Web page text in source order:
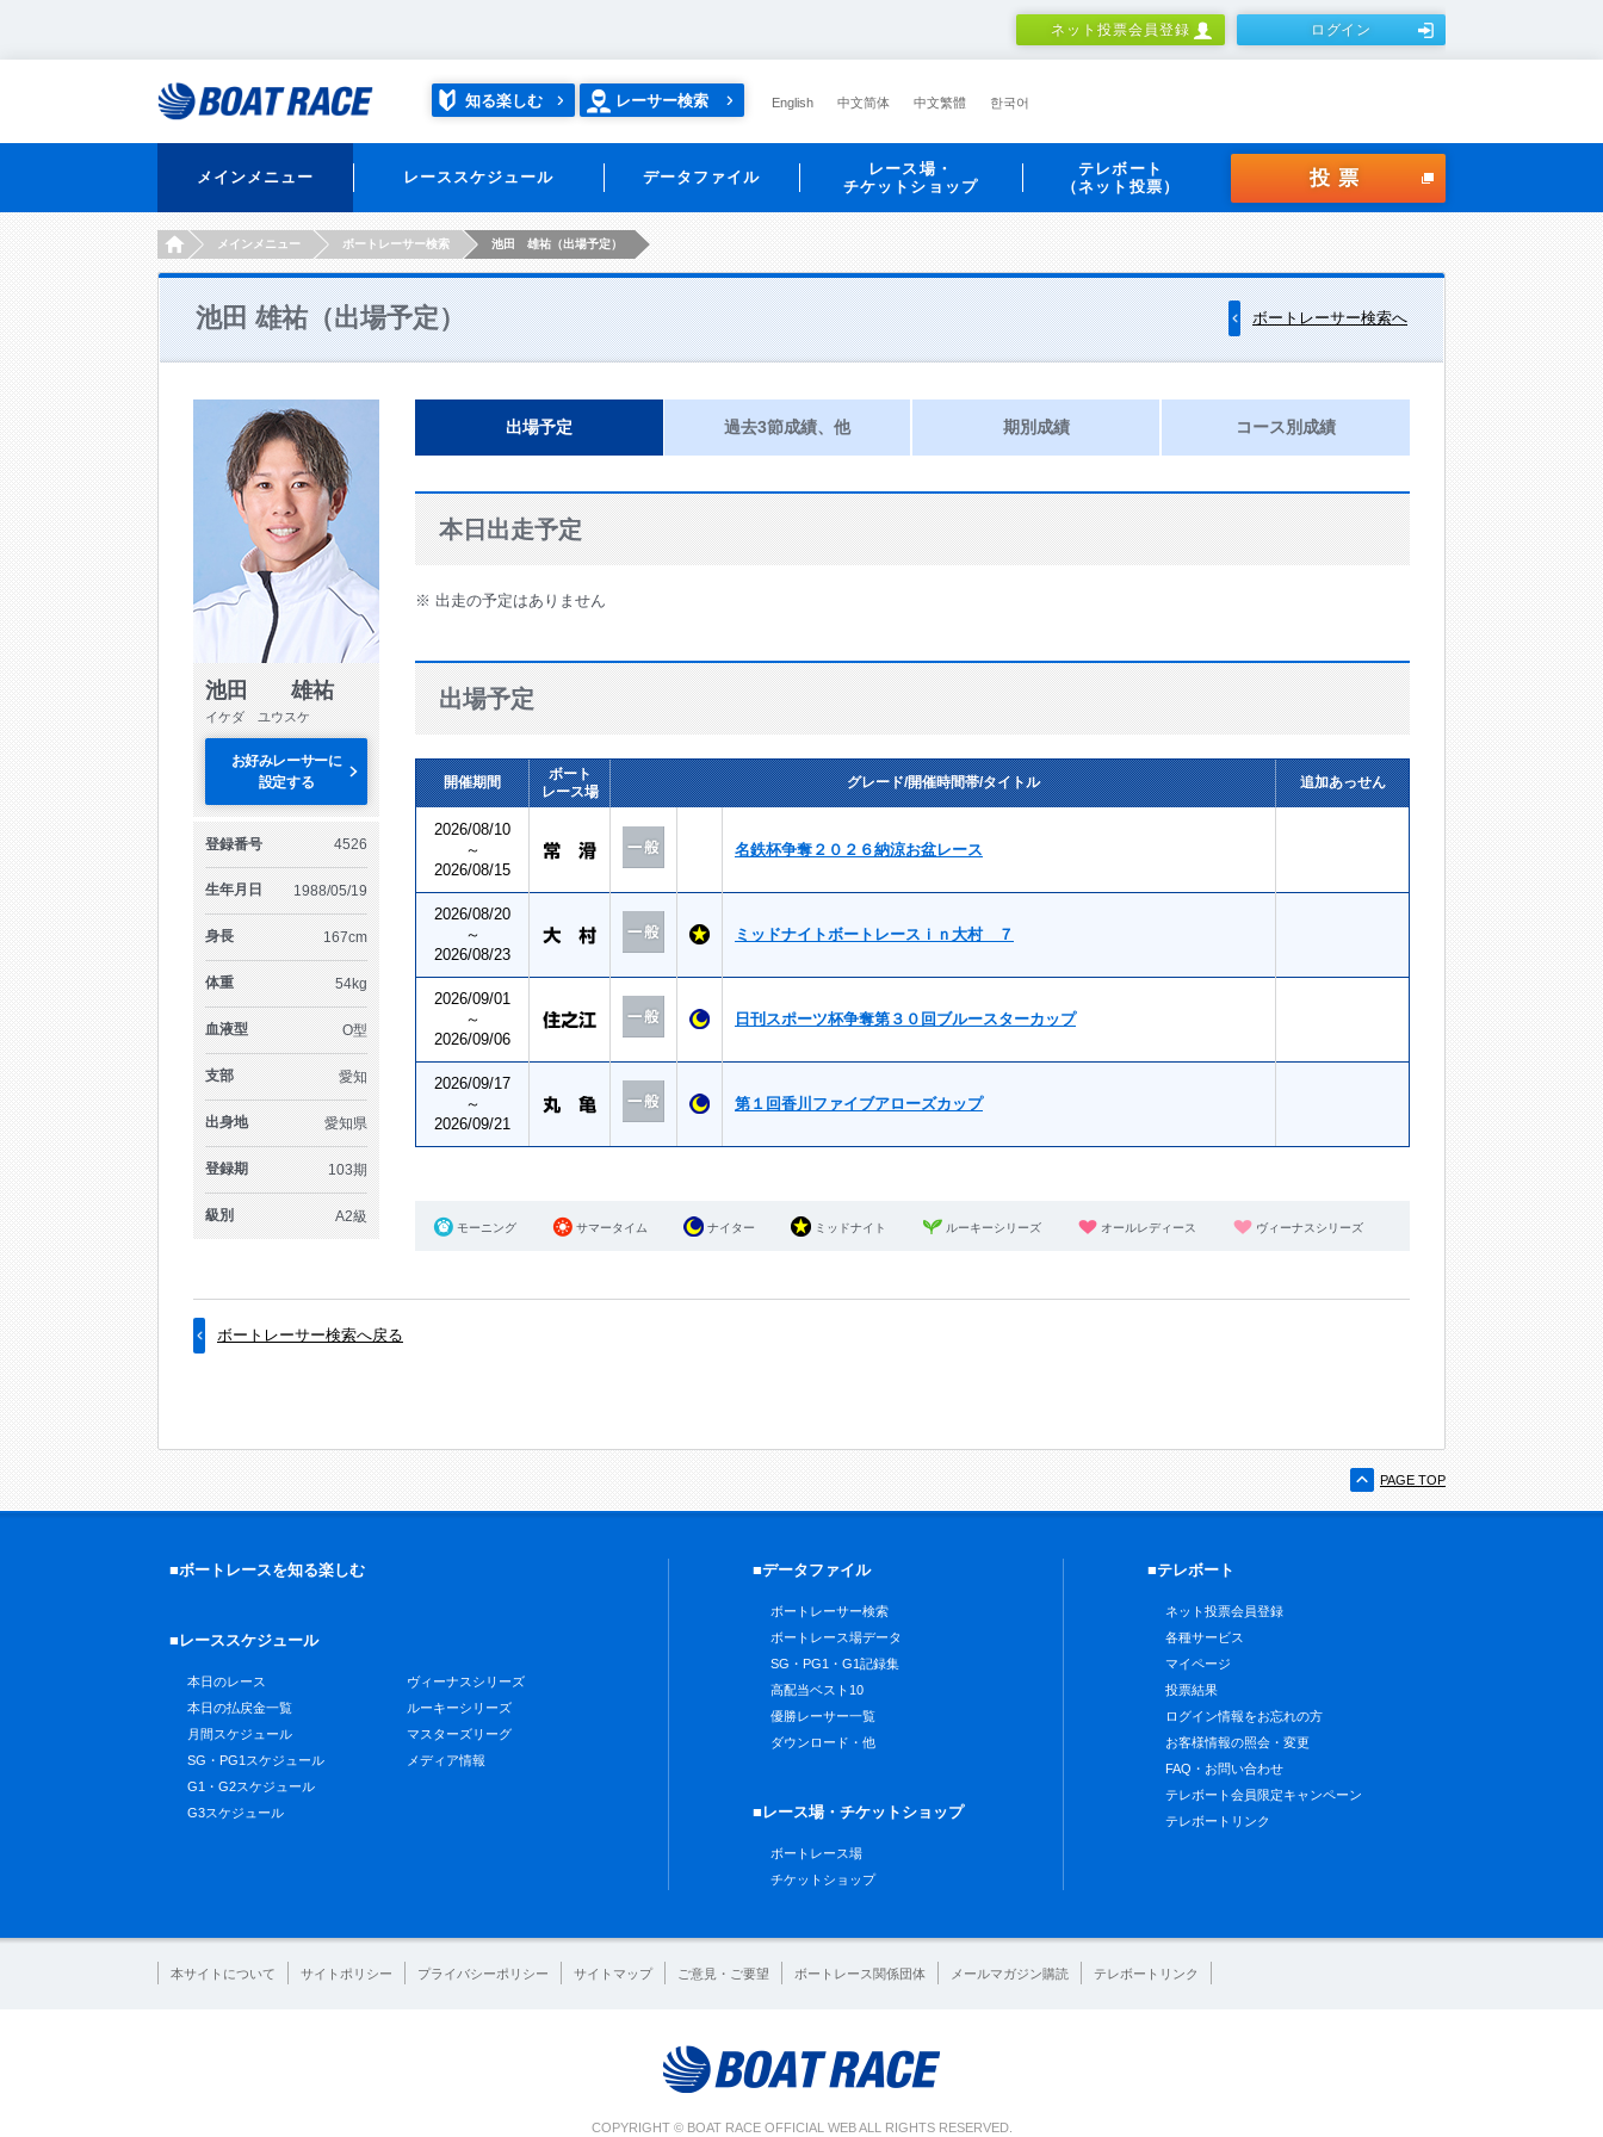
ネット投票会員登録 ログイン
知る楽しむ レーサー検索 English 中文简体 中文繁體 한국어
メインメニュー レーススケジュール データファイル
レース場・
チケットショップ
テレボート
（ネット投票）
投票
HOMEメインメニュー ボートレーサー検索 池田 雄祐（出場予定）
池田 雄祐（出場予定） ボートレーサー検索へ
池田 雄祐
イケダ ユウスケ
お好みレーサーに
設定する
登録番号 4526
生年月日 1988/05/19
身長 167cm
体重 54kg
血液型 O型
支部 愛知
出身地 愛知県
登録期 103期
級別 A2級
出場予定 過去3節成績、他 期別成績 コース別成績
本日出走予定
※ 出走の予定はありません
出場予定
開催期間
ボート
レース場
グレード/開催時間帯/タイトル 追加あっせん
2026/08/10
～
2026/08/15
名鉄杯争奪２０２６納涼お盆レース
2026/08/20
～
2026/08/23
ミッドナイトボートレースｉｎ大村 ７
2026/09/01
～
2026/09/06
日刊スポーツ杯争奪第３０回ブルースターカップ
2026/09/17
～
2026/09/21
第１回香川ファイブアローズカップ
モーニング サマータイム ナイター ミッドナイト ルーキーシリーズ オールレディース ヴィーナスシリーズ
ボートレーサー検索へ戻る
PAGE TOP
■ボートレースを知る楽しむ
■レーススケジュール
本日のレース
本日の払戻金一覧
月間スケジュール
SG・PG1スケジュール
G1・G2スケジュール
G3スケジュール
ヴィーナスシリーズ
ルーキーシリーズ
マスターズリーグ
メディア情報
■データファイル
ボートレーサー検索
ボートレース場データ
SG・PG1・G1記録集
高配当ベスト10
優勝レーサー一覧
ダウンロード・他
■レース場・チケットショップ
ボートレース場
チケットショップ
■テレボート
ネット投票会員登録
各種サービス
マイページ
投票結果
ログイン情報をお忘れの方
お客様情報の照会・変更
FAQ・お問い合わせ
テレボート会員限定キャンペーン
テレボートリンク
本サイトについて サイトポリシー プライバシーポリシー サイトマップ ご意見・ご要望 ボートレース関係団体 メールマガジン購読 テレボートリンク
COPYRIGHT © BOAT RACE OFFICIAL WEB ALL RIGHTS RESERVED.